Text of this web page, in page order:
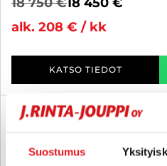
Suostumus
alk. 208 € / kk
KATSO TIEDOT
6 kk korotonta ja kulutonta